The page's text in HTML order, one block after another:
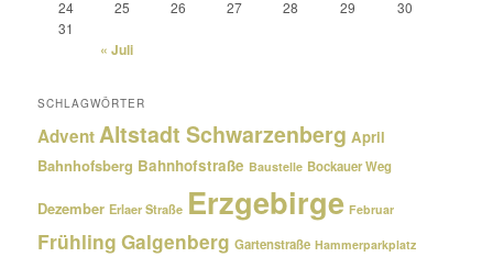
24
25 26 27 28 29
30
31
« Juli
SCHLAGWÖRTER
AdventAltstadt Schwarzenberg April
Bahnhofsberg Bahnhofstraße Baustelle Bockauer Weg
Dezember Erlaer Straße Erzgebirge Februar
Frühling Galgenberg Gartenstraße Hammerparkplatz